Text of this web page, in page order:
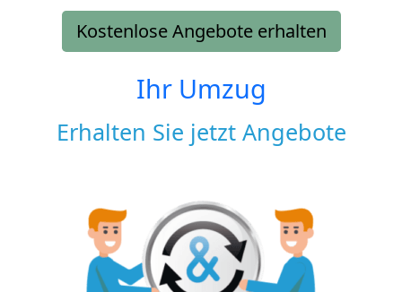
Kostenlose Angebote erhalten
Ihr Umzug
Erhalten Sie jetzt Angebote